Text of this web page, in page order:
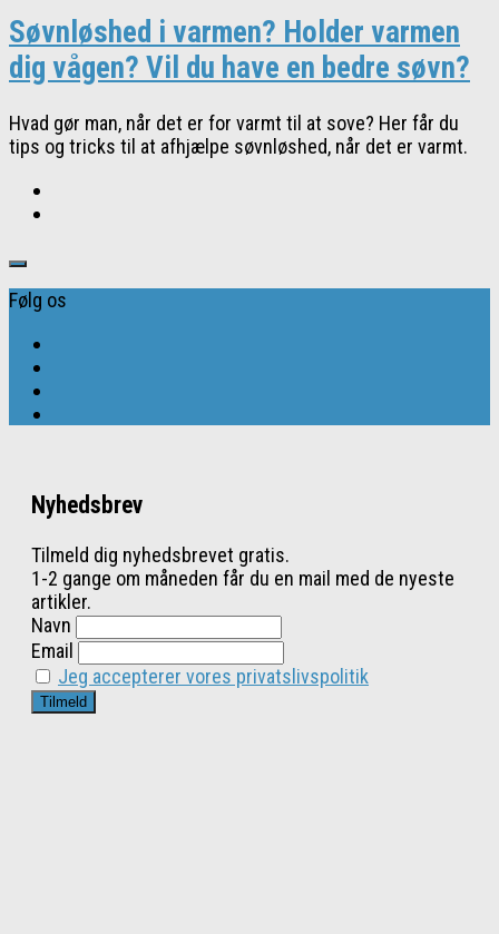
Søvnløshed i varmen? Holder varmen
dig vågen? Vil du have en bedre søvn?
Hvad gør man, når det er for varmt til at sove? Her får du
tips og tricks til at afhjælpe søvnløshed, når det er varmt.
Følg os
Nyhedsbrev
Tilmeld dig nyhedsbrevet gratis.
1-2 gange om måneden får du en mail med de nyeste
artikler.
Navn
Email
Jeg accepterer vores privatslivspolitik